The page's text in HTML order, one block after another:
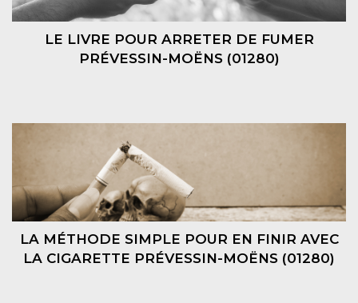
LE LIVRE POUR ARRETER DE FUMER
PRÉVESSIN-MOËNS (01280)
LA MÉTHODE SIMPLE POUR EN FINIR AVEC
LA CIGARETTE PRÉVESSIN-MOËNS (01280)